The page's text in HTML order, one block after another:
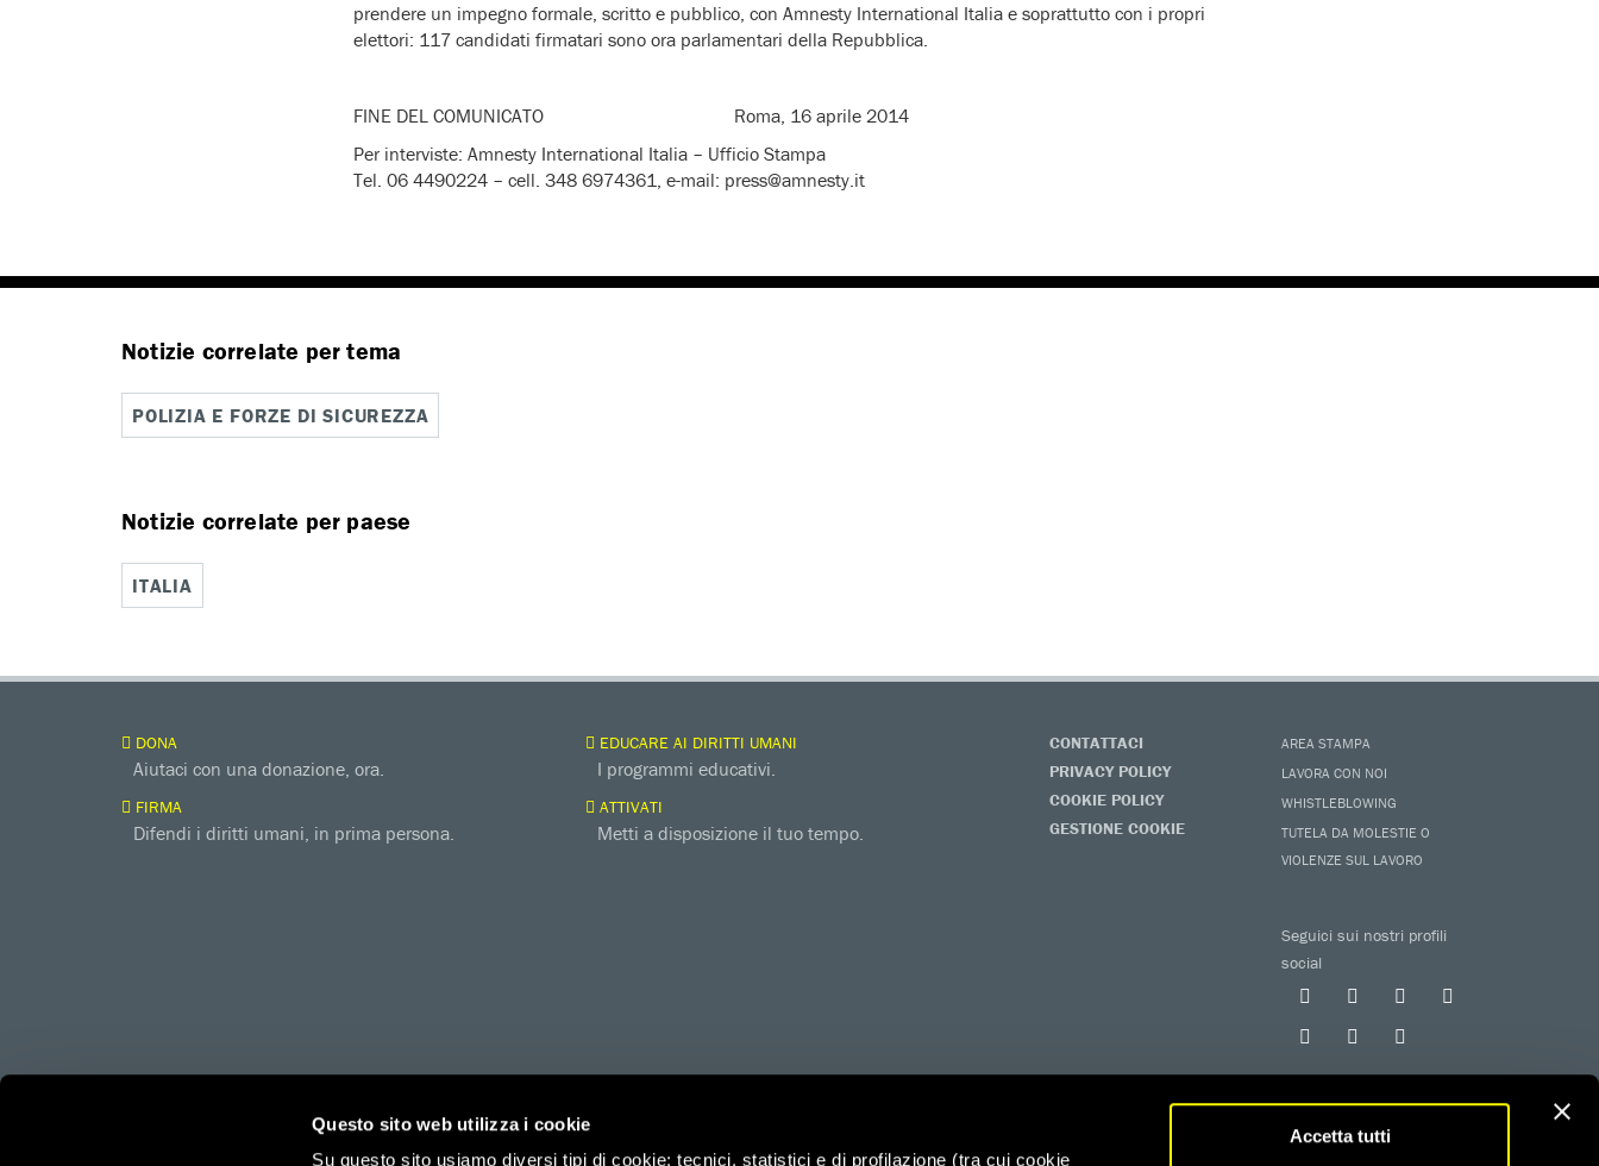
Questo sito web utilizza i cookie
Su questo sito usiamo diversi tipi di cookie: tecnici, statistici e di profilazione (tra cui cookie
Accetta tutti
prendere un impegno formale, scritto e pubblico, con Amnesty International Italia e soprattutto con i propri
elettori: 117 candidati firmatari sono ora parlamentari della Repubblica.
FINE DEL COMUNICATO Roma, 16 aprile 2014
Per interviste: Amnesty International Italia – Ufficio Stampa
Tel. 06 4490224 – cell. 348 6974361, e-mail: press@amnesty.it
Notizie correlate per tema
POLIZIA E FORZE DI SICUREZZA
Notizie correlate per paese
ITALIA
DONA
Aiutaci con una donazione, ora.
FIRMA
Difendi i diritti umani, in prima persona.
EDUCARE AI DIRITTI UMANI
I programmi educativi.
ATTIVATI
Metti a disposizione il tuo tempo.
CONTATTACI
PRIVACY POLICY
COOKIE POLICY
GESTIONE COOKIE
AREA STAMPA
LAVORA CON NOI
WHISTLEBLOWING
TUTELA DA MOLESTIE O
VIOLENZE SUL LAVORO
Seguici sui nostri profili
social
amnesty.org